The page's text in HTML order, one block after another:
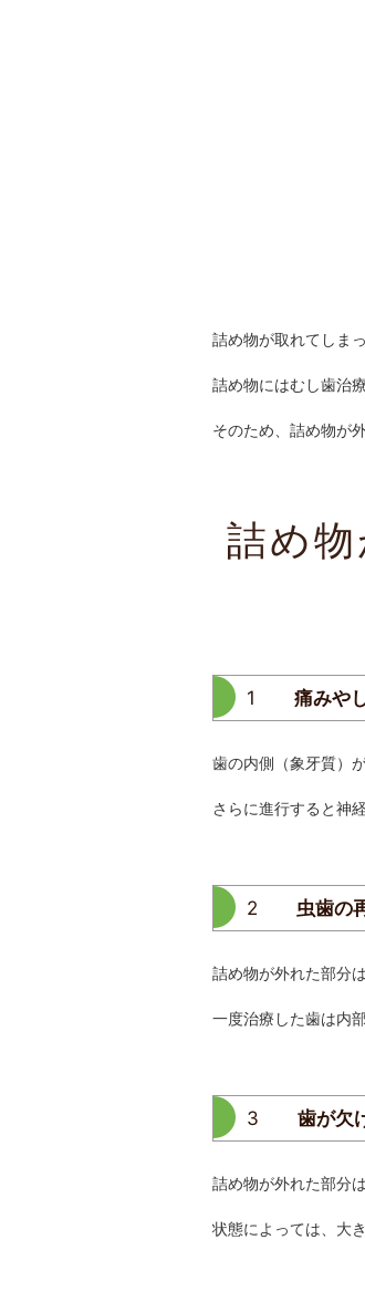
詰め物が取れてしま
詰め物にはむし歯治
そのため、詰め物が
詰め
1 痛みや
歯の内側（象牙質）
さらに進行すると神
2 虫歯の
詰め物が外れた部分
一度治療した歯は内
3 歯が欠
詰め物が外れた部分
状態によっては、大